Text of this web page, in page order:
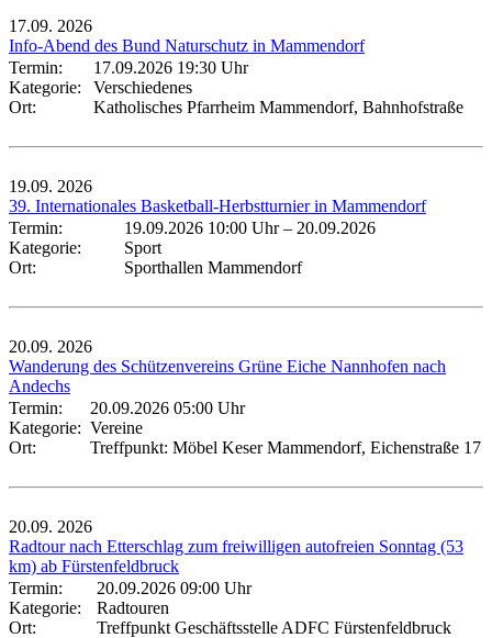
17.09. 2026
Info-Abend des Bund Naturschutz in Mammendorf
Termin:
17.09.2026 19:30 Uhr
Kategorie:
Verschiedenes
Ort:
Katholisches Pfarrheim Mammendorf, Bahnhofstraße
19.09. 2026
39. Internationales Basketball-Herbstturnier in Mammendorf
Termin:
19.09.2026 10:00 Uhr– 20.09.2026
Kategorie:
Sport
Ort:
Sporthallen Mammendorf
20.09. 2026
Wanderung des Schützenvereins Grüne Eiche Nannhofen nach
Andechs
Termin:
20.09.2026 05:00 Uhr
Kategorie: Vereine
Ort:
Treffpunkt: Möbel Keser Mammendorf, Eichenstraße 17
20.09. 2026
Radtour nach Etterschlag zum freiwilligen autofreien Sonntag (53
km) ab Fürstenfeldbruck
Termin:
20.09.2026 09:00 Uhr
Kategorie:
Radtouren
Ort:
Treffpunkt Geschäftsstelle ADFC Fürstenfeldbruck